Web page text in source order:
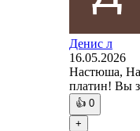
Денис л
16.05.2026
Настюша, На
платин! Вы
👍 0
+